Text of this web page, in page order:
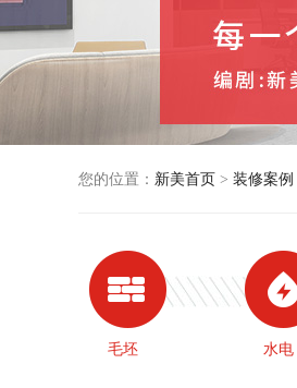
您的位置： 新美首页 > 装修案例
毛坯 水电